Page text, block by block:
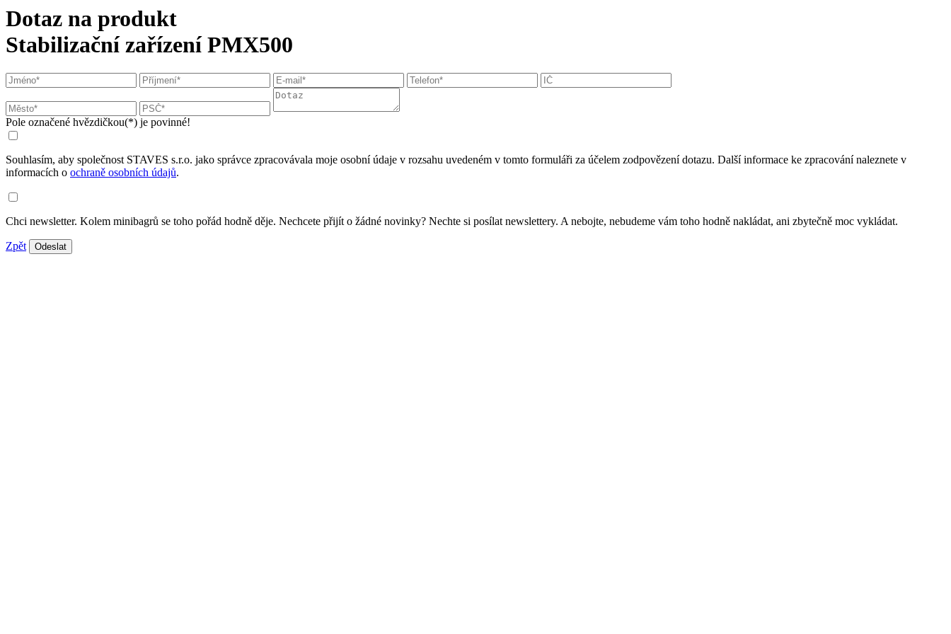
Dotaz na produkt
Stabilizační zařízení PMX500
Pole označené hvězdičkou(*) je povinné!
Souhlasím, aby společnost STAVES s.r.o. jako správce zpracovávala moje osobní údaje v rozsahu uvedeném v tomto formuláři za účelem zodpovězení dotazu. Další informace ke zpracování naleznete v
informacích o ochraně osobních údajů.
Chci newsletter. Kolem minibagrů se toho pořád hodně děje. Nechcete přijít o žádné novinky? Nechte si posílat newslettery. A nebojte, nebudeme vám toho hodně nakládat, ani zbytečně moc vykládat.
Zpět Odeslat